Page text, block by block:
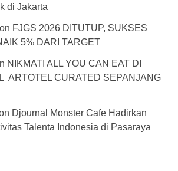
di Jakarta
FJGS 2026 DITUTUP, SUKSES
5% DARI TARGET
NIKMATI ALL YOU CAN EAT DI
ARTOTEL CURATED SEPANJANG
Djournal Monster Cafe Hadirkan
Talenta Indonesia di Pasaraya